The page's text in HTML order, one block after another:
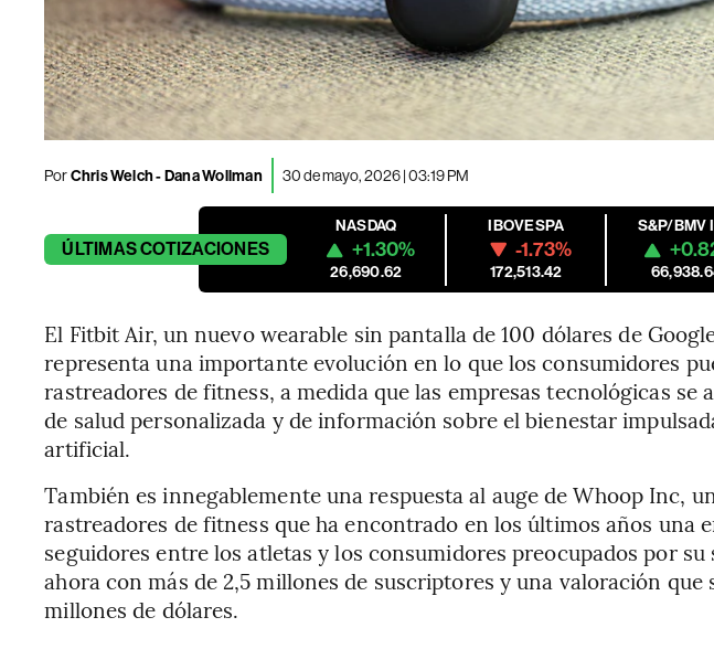
PorChris Welch - Dana Wollman 30 de mayo, 2026 | 03:19 PM
ÚLTIMASCOTIZACIONES
NASDAQ
+1.30%
26,690.62
IBOVESPA
-1.73%
172,513.42
S&P/BMV
El Fitbit Air, un nuevo wearable sin pantalla de 100 dólares de
representa una importante evolución en lo que los consumidores
rastreadores de fitness, a medida que las empresas tecnológicas se
de salud personalizada y de información sobre el bienestar
artificial.
También es innegablemente una respuesta al auge de Whoop Inc,
rastreadores de fitness que ha encontrado en los últimos años una
seguidores entre los atletas y los consumidores preocupados por su
ahora con más de 2,5 millones de suscriptores y una valoración que
millones de dólares.